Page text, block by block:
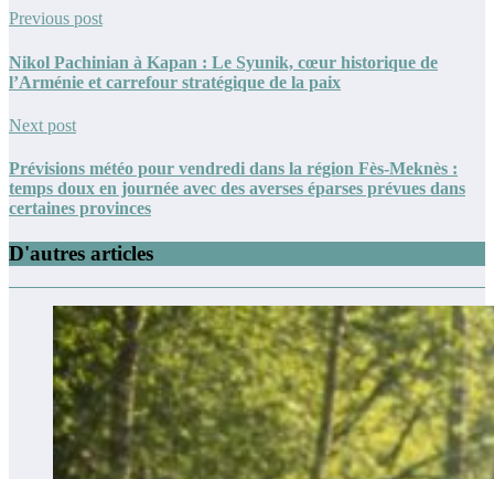
Previous post
Nikol Pachinian à Kapan : Le Syunik, cœur historique de
l’Arménie et carrefour stratégique de la paix
Next post
Prévisions météo pour vendredi dans la région Fès-Meknès :
temps doux en journée avec des averses éparses prévues dans
certaines provinces
D'autres articles